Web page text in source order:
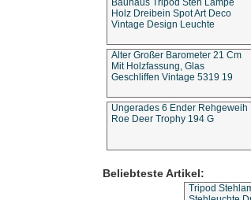
Bauhaus Tripod Steh Lampe
Holz Dreibein Spot Art Deco
Vintage Design Leuchte
Alter Großer Barometer 21 Cm
Mit Holzfassung, Glas
Geschliffen Vintage 5319 19
Ungerades 6 Ender Rehgeweih
Roe Deer Trophy 194 G
Beliebteste Artikel:
Tripod